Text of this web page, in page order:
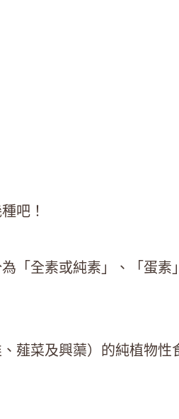
吧！
「全素或純素」、「蛋
薤菜及興蕖）的純植物性